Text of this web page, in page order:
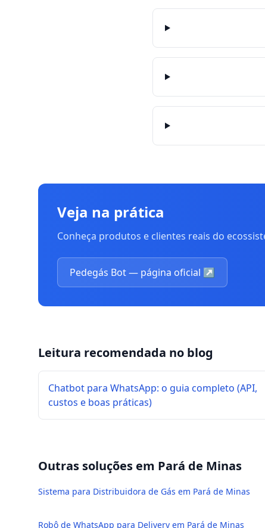
Veja na prática
Conheça produtos e clientes reais do
Pedegás Bot — página oficial ↗
Leitura recomendada no blog
Chatbot para WhatsApp: o guia completo (API,
custos e boas práticas)
Outras soluções em Pará de Minas
Sistema para Distribuidora de Gás em Pará de Minas
Robô de WhatsApp para Delivery em Pará de Minas